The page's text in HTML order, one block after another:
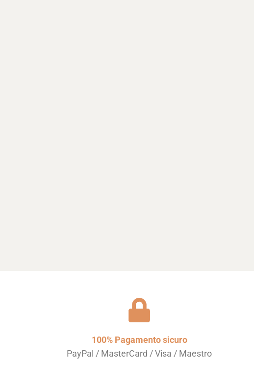
100% Pagamento sicuro
PayPal / MasterCard / Visa / Maestro